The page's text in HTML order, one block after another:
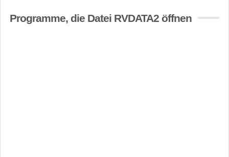
Programme, die Datei RVDATA2 öffnen